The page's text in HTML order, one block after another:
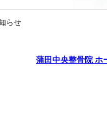
らせ
蒲田中央整骨院 ホ